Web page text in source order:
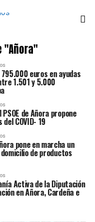
"Añora"
euros en ayudas
1.501 y 5.000
de Añora propone
COVID- 19
pone en marcha un
de productos
Activa de la Diputación
en Añora, Cardeña e